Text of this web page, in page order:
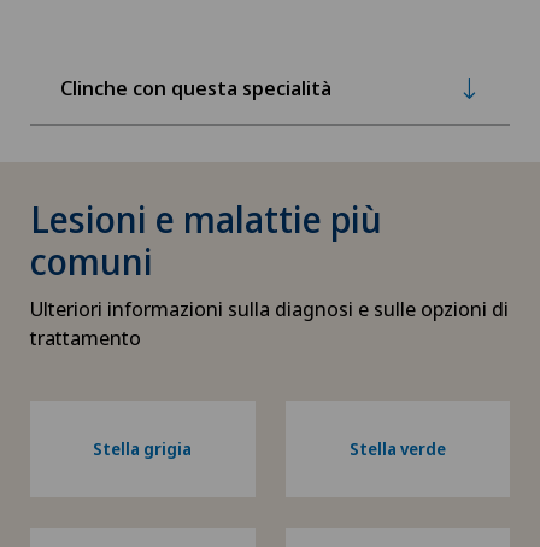
Clinche con questa specialità
Lesioni e malattie più
comuni
Ulteriori informazioni sulla diagnosi e sulle opzioni di
trattamento
Stella grigia Stella verde